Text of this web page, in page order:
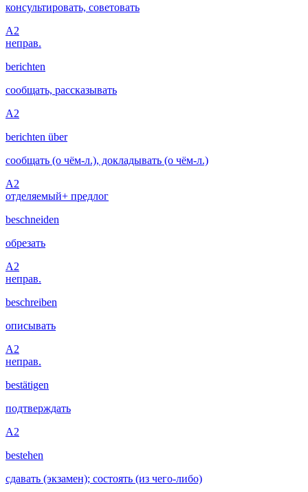
консультировать, советовать
A2
неправ.
berichten
сообщать, рассказывать
A2
berichten über
сообщать (о чём-л.), докладывать (о чём-л.)
A2
отделяемый+ предлог
beschneiden
обрезать
A2
неправ.
beschreiben
описывать
A2
неправ.
bestätigen
подтверждать
A2
bestehen
сдавать (экзамен); состоять (из чего-либо)